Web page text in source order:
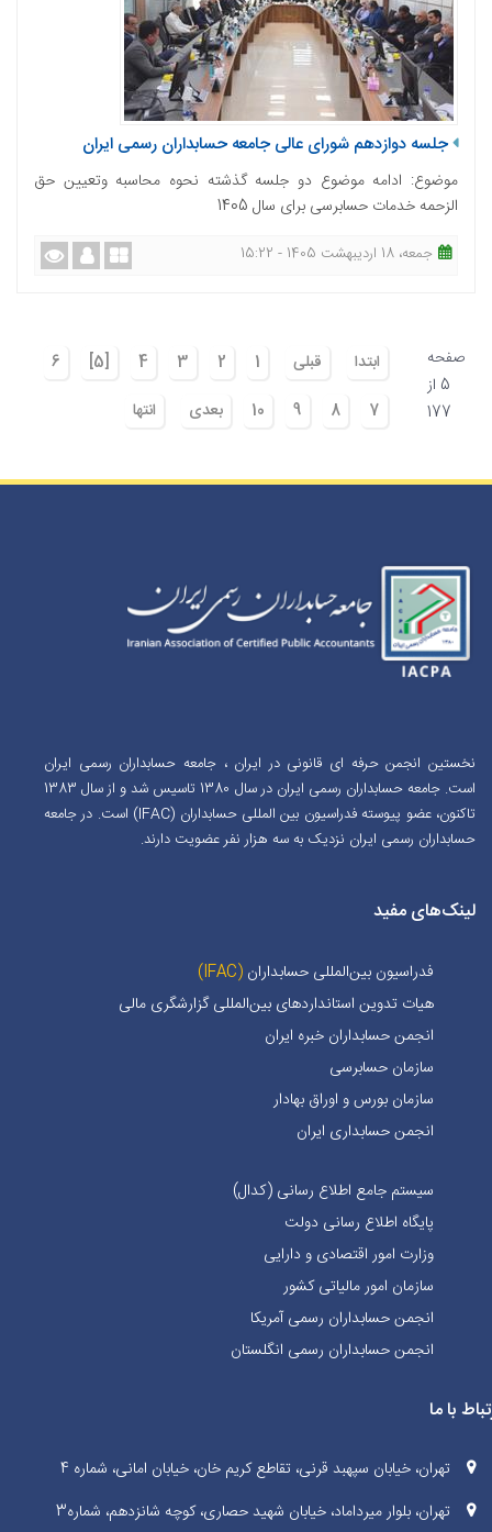
جلسه دوازدهم شورای عالی جامعه حسابداران رسمی ایران
موضوع: ادامه موضوع دو جلسه گذشته نحوه محاسبه وتعیین حق
الزحمه خدمات حسابرسی برای سال 1405
جمعه، 18 اردیبهشت 1405 - 15:22
صفحه
5 از
177
ابتدا قبلی 1
2
3
4
[5]
6
7
8
9
10 بعدی انتها
نخستین انجمن حرفه ای قانونی در ایران ، جامعه حسابداران رسمی ایران
است. جامعه حسابداران رسمی ایران در سال 1380 تاسیس شد و از سال 1383
تاکنون، عضو پیوسته فدراسیون بین المللی حسابداران (IFAC) است. در جامعه
حسابداران رسمی ایران نزدیک به سه هزار نفر عضویت دارند.
لینک‌های مفید
فدراسیون بین‌المللی حسابداران (IFAC)
هیات تدوین استانداردهای بین‌المللی گزارشگری مالی
انجمن حسابداران خبره ايران
سازمان حسابرسی
سازمان بورس و اوراق بهادار
انجمن حسابداری ایران
سیستم جامع اطلاع رسانی (کدال)
پایگاه اطلاع رسانی دولت
وزارت امور اقتصادی و دارایی
سازمان امور مالیاتی کشور
انجمن حسابداران رسمی آمریکا
انجمن حسابداران رسمی انگلستان
با ما
تهران، خیابان سپهبد قرنی، تقاطع کریم خان، خیابان امانی، شماره 4
تهران، بلوار میرداماد، خیابان شهید حصاری، کوچه شانزدهم، شماره3